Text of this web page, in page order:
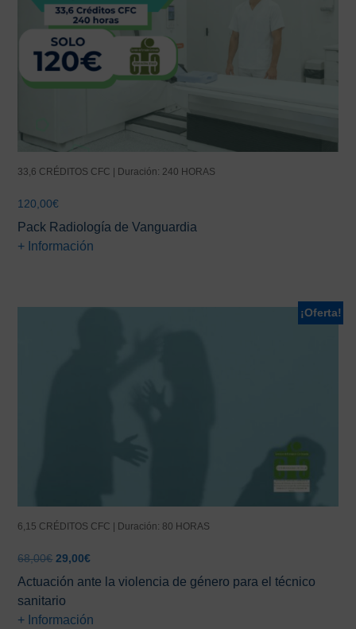
33,6 CRÉDITOS CFC | Duración: 240 HORAS
120,00€
Pack Radiología de Vanguardia
+ Información
¡Oferta!
6,15 CRÉDITOS CFC | Duración: 80 HORAS
68,00€ El
precio
original
era:
68,00€.
29,00€El
precio
actual
29,00€.
Actuación ante la violencia de género para el técnico
sanitario
+ Información